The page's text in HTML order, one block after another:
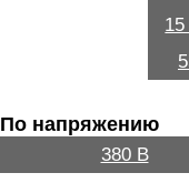
15
По напряжению
380 В